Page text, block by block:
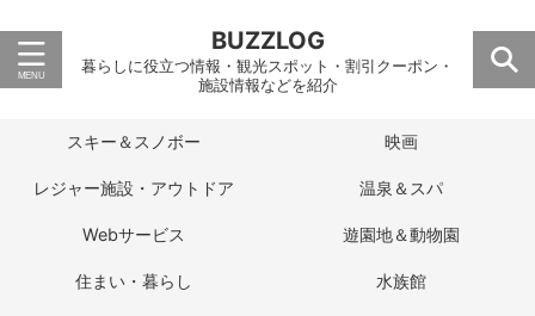
BUZZLOG
暮らしに役立つ情報・観光スポット・割引クーポン・
施設情報などを紹介
スキー＆スノボー 映画
レジャー施設・アウトドア 温泉＆スパ
Webサービス 遊園地＆動物園
住まい・暮らし 水族館